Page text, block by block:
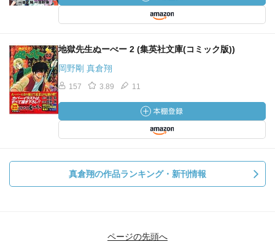
地獄先生ぬーべー 2 (集英社文庫(コミック版))
岡野剛 真倉翔
157 3.89 11
真倉翔の作品ランキング・新刊情報
ページの先頭へ